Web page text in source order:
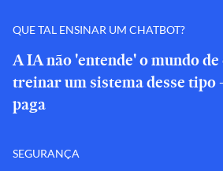
QUE TAL ENSINAR UM CHATBOT?
A IA não 'entende' o mundo de
treinar um sistema desse tipo
paga
SEGURANÇA